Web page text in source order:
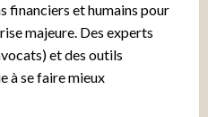
financiers et humains pour
majeure. Des experts
et des outils
à se faire mieux